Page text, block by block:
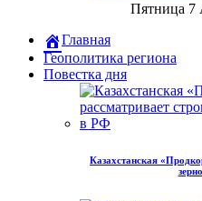
Пятница 7
Главная
Геополитика региона
Повестка дня
Казахстанская